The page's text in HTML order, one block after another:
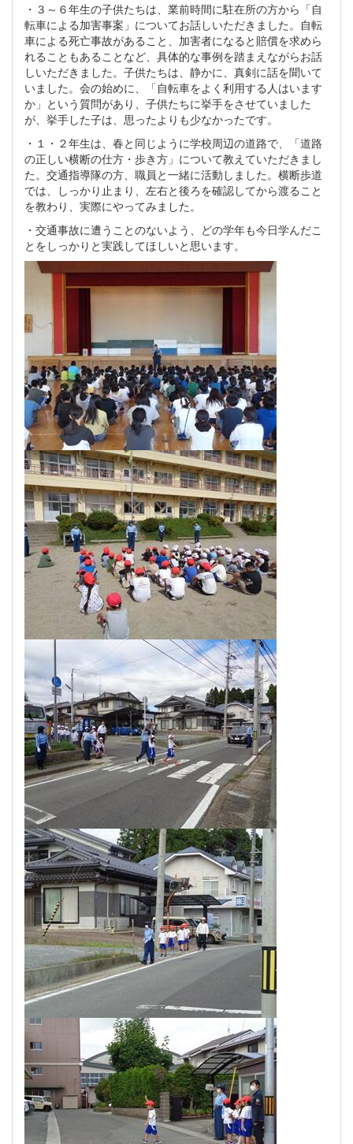
・３～６年生の子供たちは、業前時間に駐在所の方から「自
転車による加害事案」についてお話しいただきました。自転
車による死亡事故があること、加害者になると賠償を求めら
れることもあることなど、具体的な事例を踏まえながらお話
しいただきました。子供たちは、静かに、真剣に話を聞いて
いました。会の始めに、「自転車をよく利用する人はいます
か」という質問があり、子供たちに挙手をさせていました
が、挙手した子は、思ったよりも少なかったです。
・１・２年生は、春と同じように学校周辺の道路で、「道路
の正しい横断の仕方・歩き方」について教えていただきまし
た。交通指導隊の方、職員と一緒に活動しました。横断歩道
では、しっかり止まり、左右と後ろを確認してから渡ること
を教わり、実際にやってみました。
・交通事故に遭うことのないよう、どの学年も今日学んだこ
とをしっかりと実践してほしいと思います。